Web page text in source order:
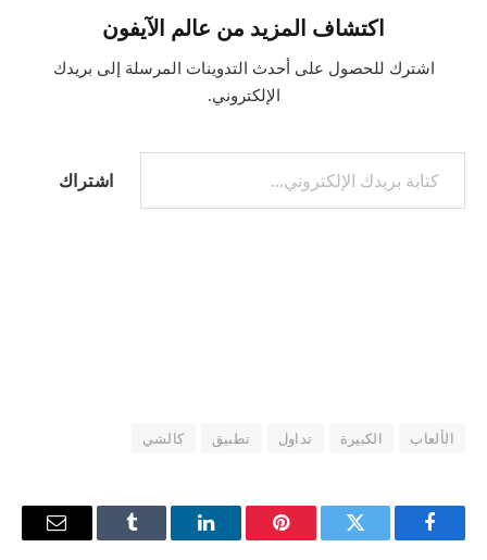
اكتشاف المزيد من عالم الآيفون
اشترك للحصول على أحدث التدوينات المرسلة إلى بريدك
الإلكتروني.
كتابة بريدك الإلكتروني...
اشتراك
الألعاب الكبيرة تداول تطبيق كالشي
فيسبوك تويتر بينتيريستلينكدإن Tumblr البريد